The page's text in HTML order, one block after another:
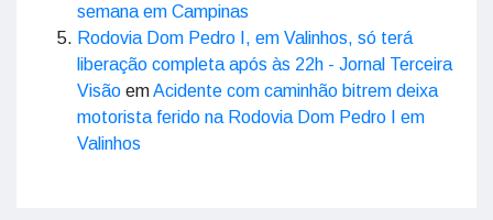
semana em Campinas
Rodovia Dom Pedro I, em Valinhos, só terá
liberação completa após às 22h - Jornal Terceira
Visão emAcidente com caminhão bitrem deixa
motorista ferido na Rodovia Dom Pedro I em
Valinhos